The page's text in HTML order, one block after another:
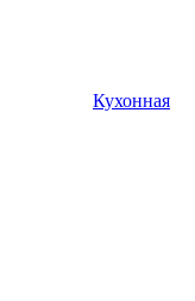
Кухонная